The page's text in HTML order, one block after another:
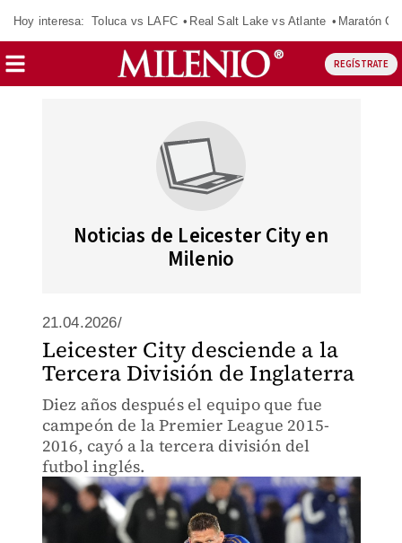
Hoy interesa: Toluca vs LAFC Real Salt Lake vs Atlante Maratón
REGÍSTRATE
Noticias de Leicester City en
Milenio
21.04.2026/
Leicester City desciende a la
Tercera División de Inglaterra
Diez años después el equipo que fue
campeón de la Premier League 2015-
2016, cayó a la tercera división del
futbol inglés.